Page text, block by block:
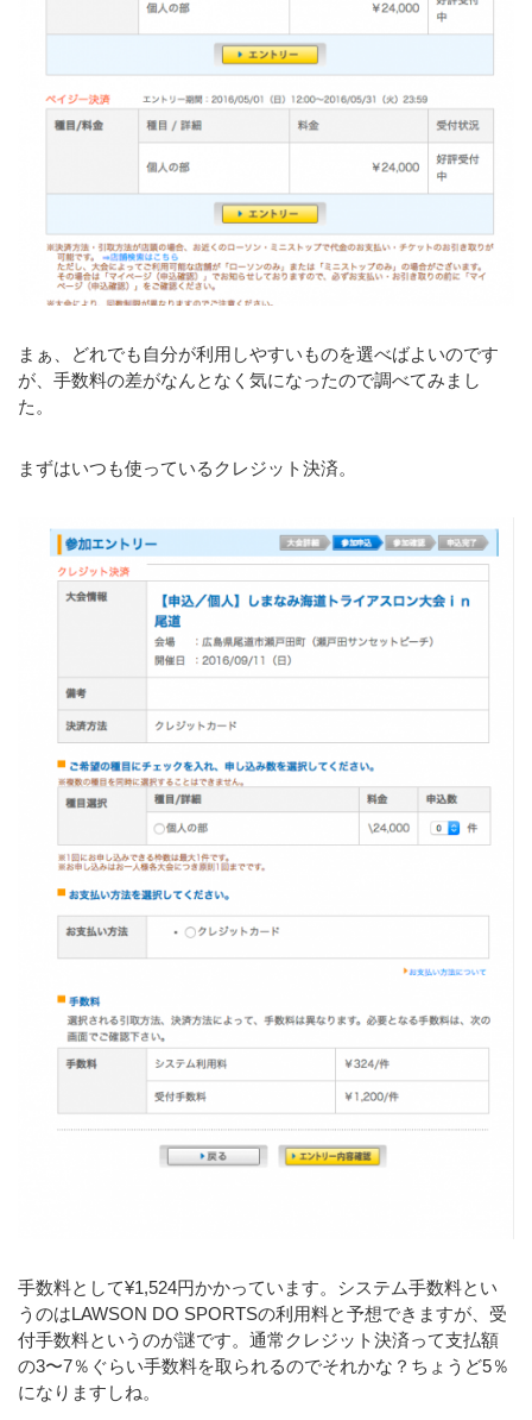
まぁ、どれでも自分が利用しやすいものを選べばよいのです
が、手数料の差がなんとなく気になったので調べてみまし
た。
まずはいつも使っているクレジット決済。
手数料として¥1,524円かかっています。システム手数料とい
うのはLAWSON DO SPORTSの利用料と予想できますが、受
付手数料というのが謎です。通常クレジット決済って支払額
の3〜7％ぐらい手数料を取られるのでそれかな？ちょうど5％
になりますしね。